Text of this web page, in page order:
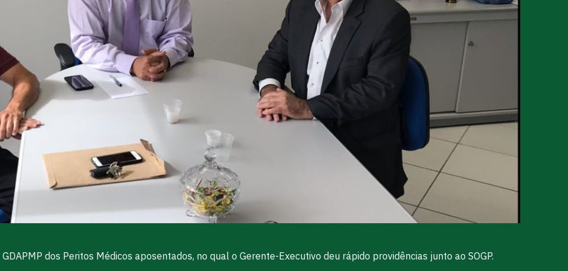
dos Peritos Médicos aposentados, no qual o Gerente-Executivo deu rápido providências junto ao SOGP.